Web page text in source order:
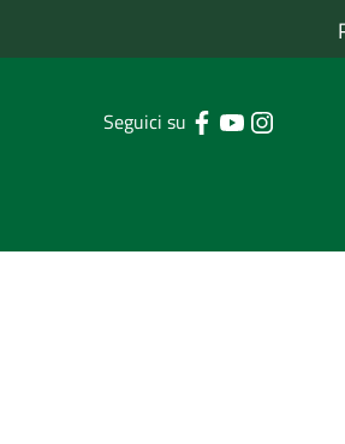
Seguici su